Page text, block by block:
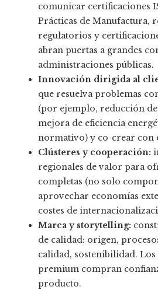
comunicar certificaciones
Prácticas de Manufactura,
regulatorios y
abran puertas a grandes
administraciones públicas.
Innovación dirigida al
que resuelva problemas
(por ejemplo, reducción
mejora de eficiencia
normativo) y co-crear con
Clústeres y cooperación:
regionales de valor para
completas (no solo
aprovechar economías
costes de
Marca y storytelling:
de calidad: origen,
calidad, sostenibilidad. Los
premium compran
producto.